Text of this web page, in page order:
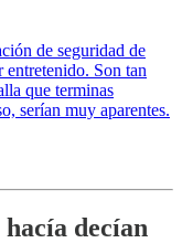
de seguridad de
entretenido. Son tan
que terminas
serían muy aparentes.
decían